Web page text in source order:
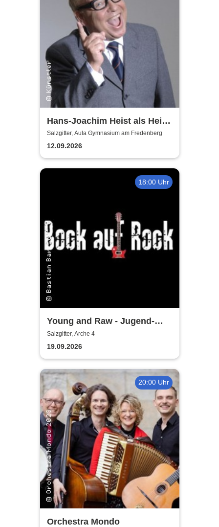
Hans-Joachim Heist als Heinz
Erhard - Noch'n Gedicht
Salzgitter, Aula Gymnasium am Fredenberg
12.09.2026
18:00 Uhr
Young and Raw - Jugend-
Konzert
Salzgitter, Arche 4
19.09.2026
20:00 Uhr
Orchestra Mondo